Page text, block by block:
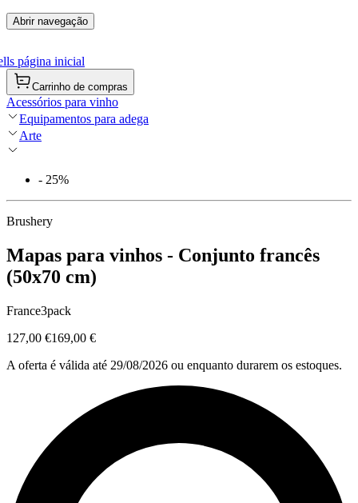
Abrir navegação
página inicial
Carrinho de compras
Acessórios para vinho
Equipamentos para adega
Arte
- 25%
Brushery
Mapas para vinhos - Conjunto francês
(50x70 cm)
France3pack
127,00 €169,00 €
A oferta é válida até 29/08/2026 ou enquanto durarem os estoques.